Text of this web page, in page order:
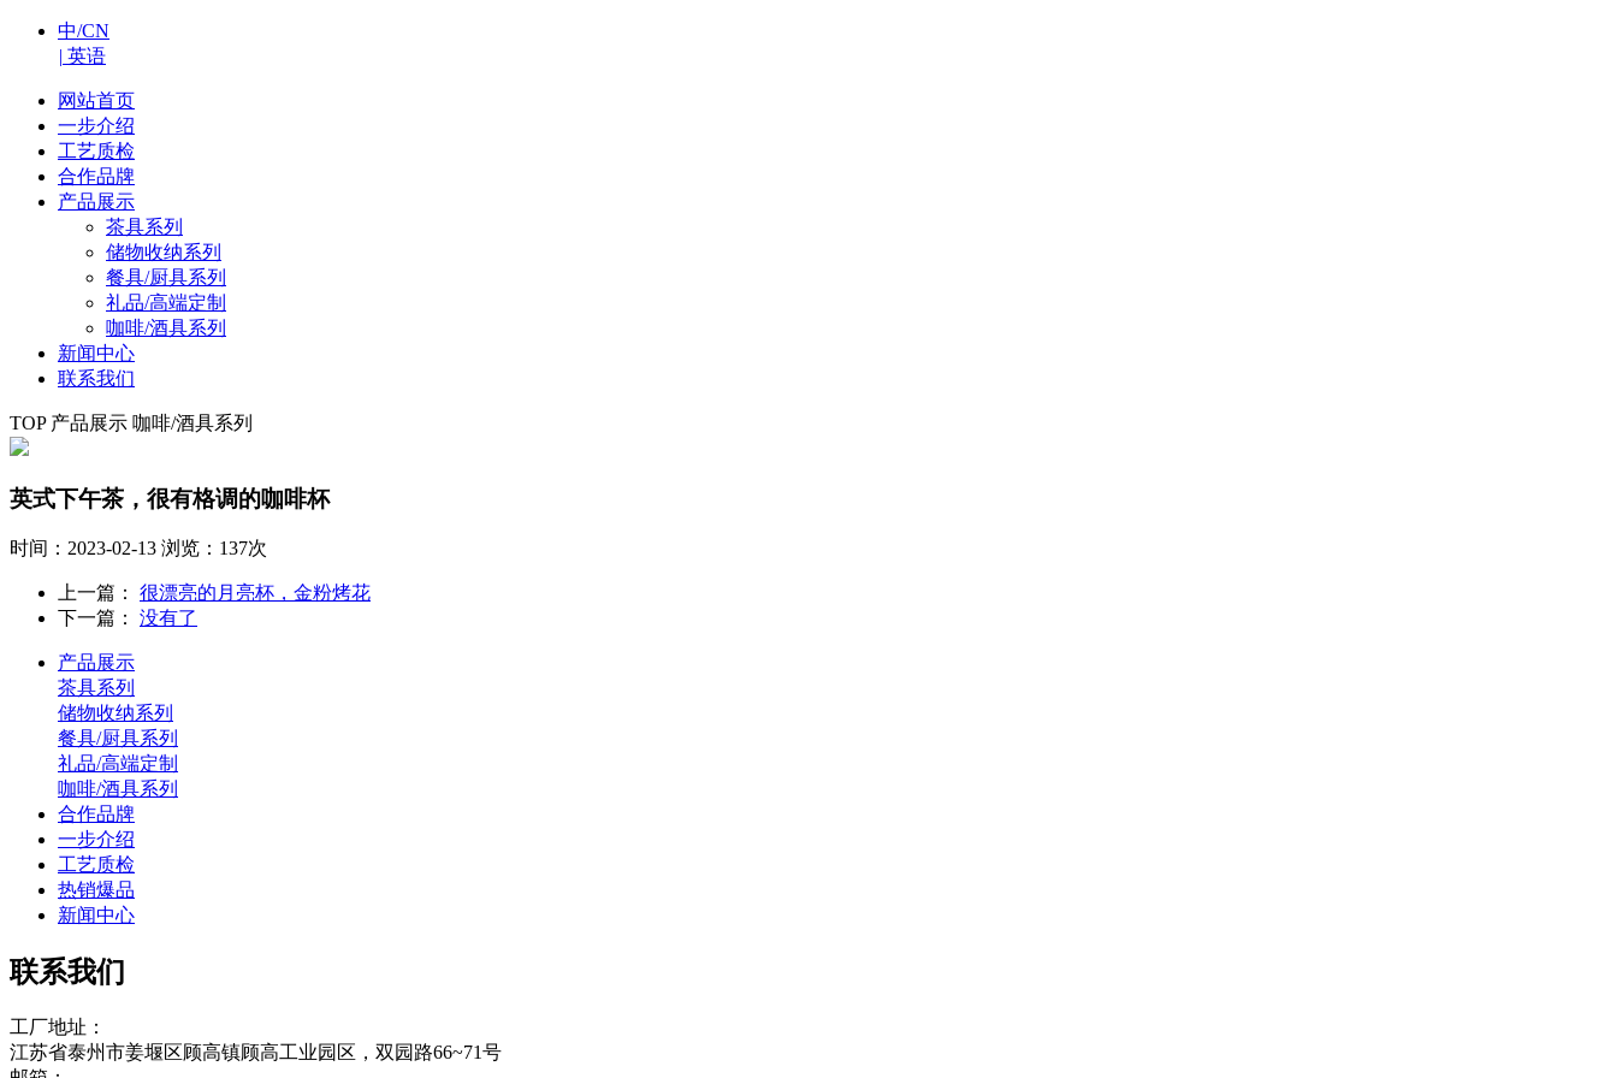
中/CN
| 英语
网站首页
一步介绍
工艺质检
合作品牌
产品展示
茶具系列
储物收纳系列
餐具/厨具系列
礼品/高端定制
咖啡/酒具系列
新闻中心
联系我们
TOP 产品展示 咖啡/酒具系列
英式下午茶，很有格调的咖啡杯
时间：2023-02-13 浏览：137次
上一篇： 很漂亮的月亮杯，金粉烤花
下一篇： 没有了
产品展示
茶具系列
储物收纳系列
餐具/厨具系列
礼品/高端定制
咖啡/酒具系列
合作品牌
一步介绍
工艺质检
热销爆品
新闻中心
联系我们
工厂地址：
江苏省泰州市姜堰区顾高镇顾高工业园区，双园路66~71号